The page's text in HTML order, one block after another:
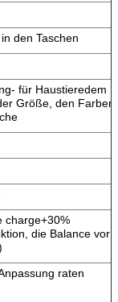
den Taschen
für Haustieredem
Größe, den Farben
charge+30%
die Balance vor
raten